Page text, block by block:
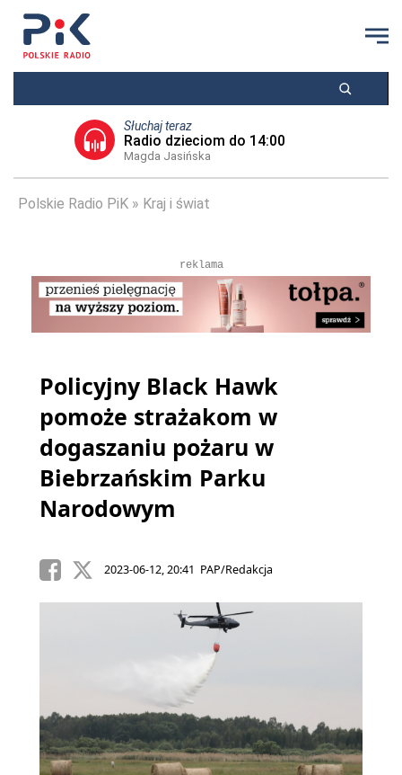
Słuchaj teraz
Radio dzieciom do 14:00
Magda Jasińska
Polskie Radio PiK Kraj i świat
reklama
Policyjny Black Hawk
pomoże strażakom w
dogaszaniu pożaru w
Biebrzańskim Parku
Narodowym
2023-06-12, 20:41 PAP/Redakcja